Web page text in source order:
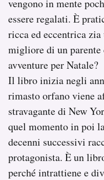
vengono in mente
essere regalati. È
ricca ed eccentrica
migliore di un
avventure per Natale?
Il libro inizia negli
rimasto orfano viene
stravagante di New
quel momento in poi
decenni successivi
protagonista. È un
perché intrattiene e